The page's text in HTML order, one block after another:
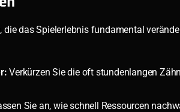
das Spielerlebnis fundamental
Verkürzen Sie die oft stundenlangen
Sie an, wie schnell Ressourcen